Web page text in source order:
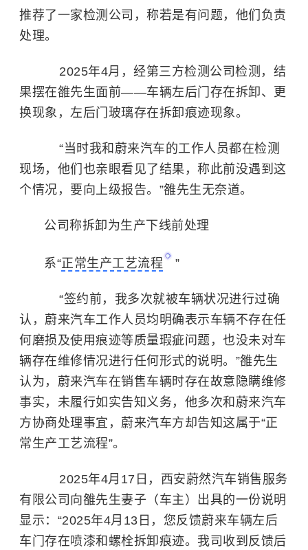
推荐了一家检测公司，称若是有问题，他们负责
处理。
2025年4月，经第三方检测公司检测，结
果摆在雒先生面前——车辆左后门存在拆卸、更
换现象，左后门玻璃存在拆卸痕迹现象。
“当时我和蔚来汽车的工作人员都在检测
现场，他们也亲眼看见了结果，称此前没遇到这
个情况，要向上级报告。”雒先生无奈道。
公司称拆卸为生产下线前处理
系“正常生产工艺流程 ”
“签约前，我多次就被车辆状况进行过确
认，蔚来汽车工作人员均明确表示车辆不存在任
何磨损及使用痕迹等质量瑕疵问题，也没未对车
辆存在维修情况进行任何形式的说明。”雒先生
认为，蔚来汽车在销售车辆时存在故意隐瞒维修
事实，未履行如实告知义务，他多次和蔚来汽车
方协商处理事宜，蔚来汽车方却告知这属于“正
常生产工艺流程”。
2025年4月17日，西安蔚然汽车销售服务
有限公司向雒先生妻子（车主）出具的一份说明
显示：“2025年4月13日，您反馈蔚来车辆左后
车门存在喷漆和螺栓拆卸痕迹。我司收到反馈后